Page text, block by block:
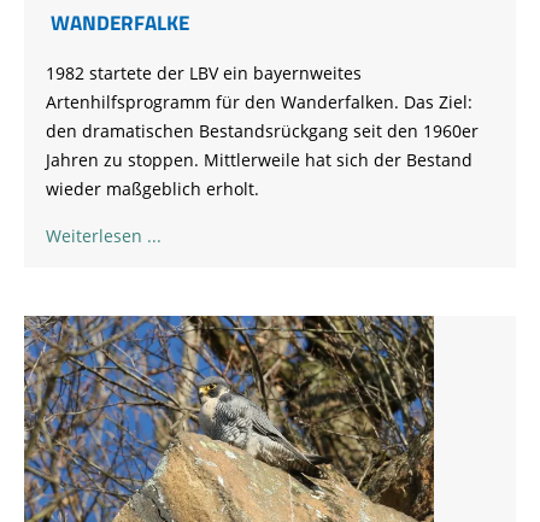
WANDERFALKE
1982 startete der LBV ein bayernweites
Artenhilfsprogramm für den Wanderfalken. Das Ziel:
den dramatischen Bestandsrückgang seit den 1960er
Jahren zu stoppen. Mittlerweile hat sich der Bestand
wieder maßgeblich erholt.
Weiterlesen